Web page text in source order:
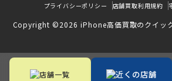
プライバシーポリシー 店舗買取利用規約
Copyright ©2026 iPhone高価買取のクイッ
店舗一覧 近くの店舗